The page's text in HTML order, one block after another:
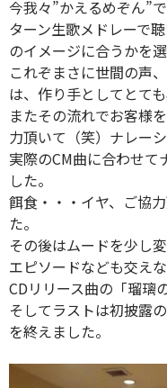
今我々”かえるめぞん”
ターン生歌メドレーで
のイメージに合うかを
これぞまさに世間の声
は、作り手としてとて
またその流れでお客様
力頂いて（笑）ナレー
実際のCM曲に合わせて
した。
餌食・・・イヤ、ご協
た。
その後はムードを少し
エピソードなども交え
CDリリース曲の「瑠璃
そしてラストは初披露
を終えました。